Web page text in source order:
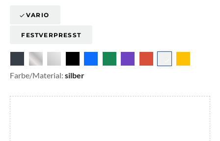
VARIO
FESTVERPRESST
Farbe/Material: silber